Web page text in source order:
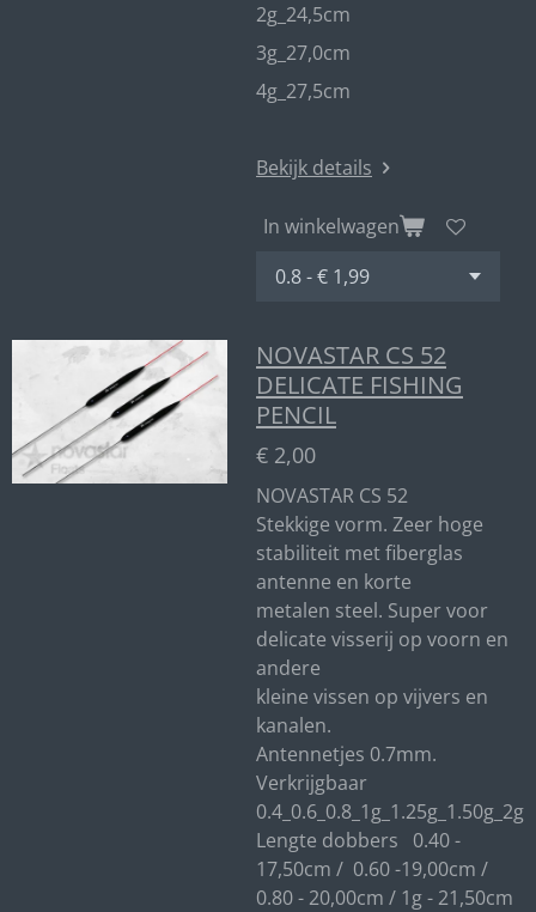
2g_24,5cm
3g_27,0cm
4g_27,5cm
Bekijk details
In winkelwagen
NOVASTAR CS 52
DELICATE FISHING
PENCIL
€ 2,00
NOVASTAR CS 52
Stekkige vorm. Zeer hoge
stabiliteit met fiberglas
antenne en korte
metalen steel. Super voor
delicate visserij op voorn en
andere
kleine vissen op vijvers en
kanalen.
Antennetjes 0.7mm.
Verkrijgbaar
0.4_0.6_0.8_1g_1.25g_1.50g_2g
Lengte dobbers 0.40 -
17,50cm / 0.60 -19,00cm /
0.80 - 20,00cm / 1g - 21,50cm